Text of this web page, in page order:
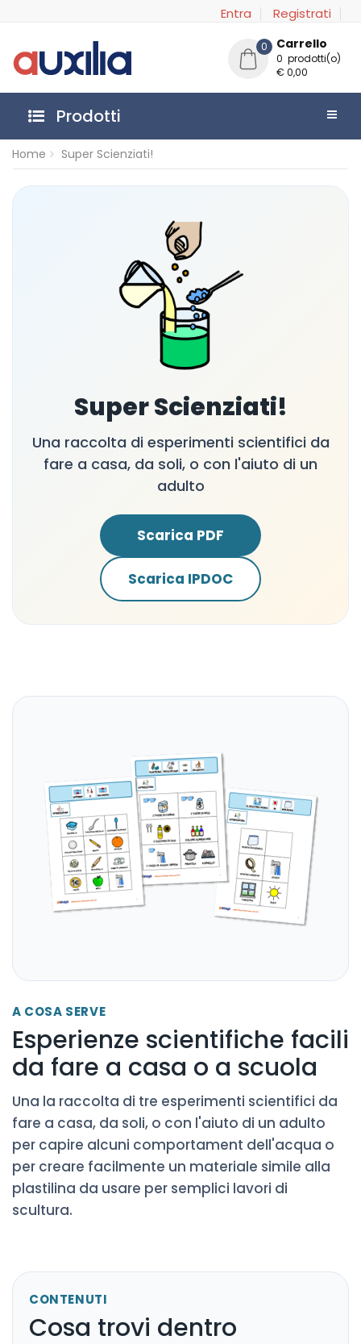
Entra Registrati
0 Carrello
0 prodotti(o)
€ 0,00
Prodotti
Home Super Scienziati!
Super Scienziati!
Una raccolta di esperimenti scientifici da
fare a casa, da soli, o con l'aiuto di un
adulto
Scarica PDF
Scarica IPDOC
A COSA SERVE
Esperienze scientifiche facili
da fare a casa o a scuola
Una la raccolta di tre esperimenti scientifici da
fare a casa, da soli, o con l'aiuto di un adulto
per capire alcuni comportament dell'acqua o
per creare facilmente un materiale simile alla
plastilina da usare per semplici lavori di
scultura.
CONTENUTI
Cosa trovi dentro